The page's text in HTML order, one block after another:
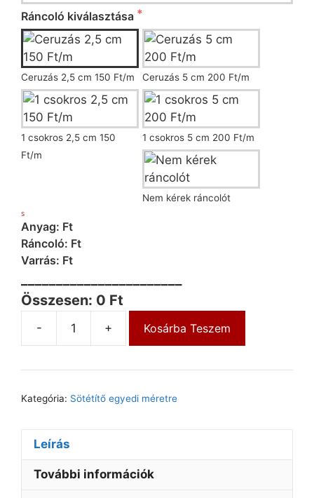
Ráncoló kiválasztása
Ceruzás 2,5 cm 150 Ft/m Ceruzás 5 cm 200 Ft/m
1 csokros 2,5 cm 150
Ft/m
1 csokros 5 cm 200 Ft/m
Nem kérek ráncolót
S
Anyag: Ft
Ráncoló: Ft
Varrás: Ft
Összesen: 0 Ft
- + Kosárba Teszem
Kategória: Sötétítő egyedi méretre
Leírás
További információk